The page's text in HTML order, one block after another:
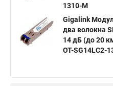
1310-M
Gigalink
два волокна
14 дБ (до 20
OT-SG14LC2-